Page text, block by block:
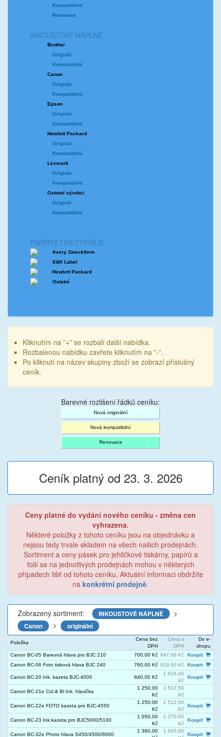
Kompatibilní
Renovace
INKOUSTOVÉ NÁPLNĚ
Brother
Originál
Kompatibilní
Canon
Originál
Kompatibilní
Epson
Originál
Kompatibilní
Hewlett Packard
Originál
Kompatibilní
Lexmark
Originál
Kompatibilní
Ostatní výrobci
Originál
Kompatibilní
PAPÍRY,ETIKETY,FÓLIE
Avery Zweckform
S&K Label
Hewlett Packard
Ostatní
Kliknutím na ”+” se rozbalí další nabídka.
Rozbalenou nabídku zavřete kliknutím na ”-”.
Po kliknutí na název skupiny zboží se zobrazí příslušný
ceník.
Barevné rozlišení řádků ceníku:
Nová originální
Nová kompatibilní
Renovace
Ceník platný od 23. 3. 2026
Ceny platné do vydání nového ceníku - změna cen
vyhrazena.
Některé položky z tohoto ceníku jsou na objednávku a
nejsou tedy trvale skladem na všech našich prodejnách.
Sortiment a ceny pásek pro jehličkové tiskárny, papírů a
folií se na jednotlivých prodejnách mohou v některých
případech lišit od tohoto ceníku. Aktuální informaci obdržíte
na konkrétní prodejně.
Zobrazený sortiment: INKOUSTOVÉ NÁPLNĚ >
Canon > originální
Položka
Cena bez
DPH
Cena s
DPH
Do e-
shopu
Canon BC-05 Barevná hlava pro BJC 210
700,00 Kč 847,00 Kč
Koupit
Canon BC-06 Foto tisková hlava BJC 240
760,00 Kč 919,60 Kč Koupit
Canon BC-20 Ink. kazeta BJC-4000 840,00 Kč
1 016,40
Kč
Koupit
Canon BC-21e Col.& Bl Ink. hlavička
1 250,00
Kč
1 512,50
Kč
Canon BC-22e FOTO kazeta pro BJC-4550
1 250,00
Kč
1 512,50
Kč
Koupit
Canon BC-23 Ink.kazeta pro BJC5000/5100
1 050,00
Kč
1 270,50
Kč
Koupit
Canon BC-32e Photo hlava S450/4500/6000
1 360,00
1 645,60
Koupit